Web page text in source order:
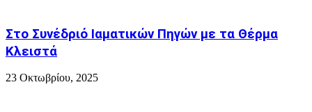
Στο Συνέδριό Ιαματικών Πηγών με τα Θέρμα
Κλειστά
23 Οκτωβρίου, 2025